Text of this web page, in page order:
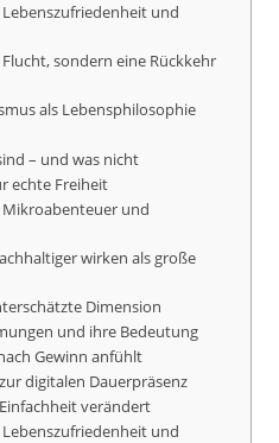
und
sondern eine Rückkehr
als Lebensphilosophie
– und was nicht
echte Freiheit
Mikroabenteuer und
wirken als große
Dimension
und ihre Bedeutung
Gewinn anfühlt
digitalen Dauerpräsenz
verändert
und